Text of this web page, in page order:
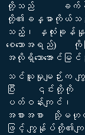
တို့သည် ခက်ခဲသေ
တို့၏ခန္ဓာကိုယ်သည်
သည့်၊ နှလုံးခုန်
စေသောအရည်) ကို
အလိုရှိသောအောင်မ
သင်ယူမှုမျဉ်းက က
ပြီး ၎င်းတို့ကို မ
ပတ်ဝန်းကျင်၊
အစားအစာ သို့မ
ဖြင့် ကျွန်ုပ်တို့၏ကျ